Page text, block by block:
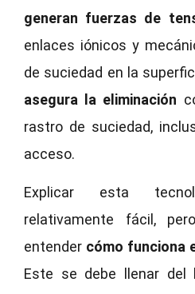
generan fuerzas de
enlaces iónicos y
de suciedad en la
asegura la eliminación
rastro de suciedad,
acceso.
Explicar esta
relativamente fácil,
entender cómo funciona
Este se debe llenar del